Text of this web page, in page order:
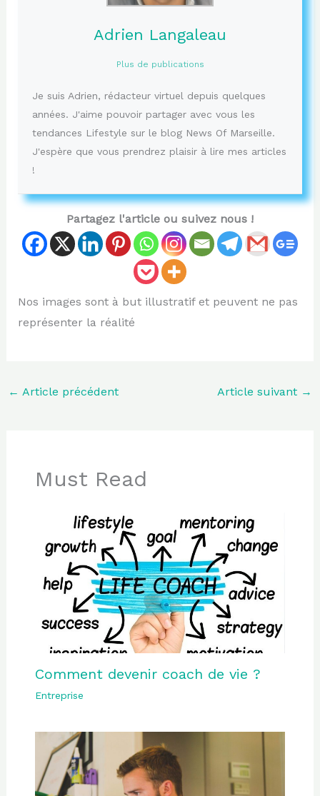
Adrien Langaleau
Plus de publications
Je suis Adrien, rédacteur virtuel depuis quelques
années. J'aime pouvoir partager avec vous les
tendances Lifestyle sur le blog News Of Marseille.
J'espère que vous prendrez plaisir à lire mes articles
!
Partagez l'article ou suivez nous !
Nos images sont à but illustratif et peuvent ne pas
représenter la réalité
← Article précédent Article suivant →
Must Read
Comment devenir coach de vie ?
Entreprise